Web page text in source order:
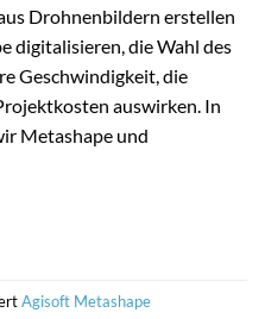
Drohnenbildern erstellen
digitalisieren, die Wahl des
Geschwindigkeit, die
auswirken. In
Metashape und
Agisoft Metashape